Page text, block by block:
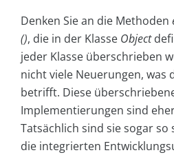
Denken Sie an die Methoden
(), die in der Klasse Object
jeder Klasse überschrieben
nicht viele Neuerungen, was
betrifft. Diese
Implementierungen sind
Tatsächlich sind sie sogar
die integrierten